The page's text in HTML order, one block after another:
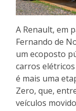
A Renault, em
Fernando de
um ecoposto
carros
é mais uma
Zero, que,
veículos